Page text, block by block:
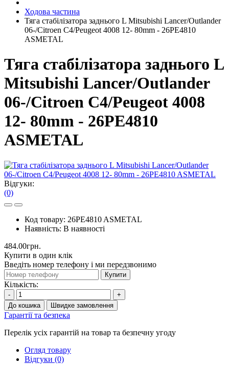
Ходова частина
Тяга стабілізатора заднього L Mitsubishi Lancer/Outlander
06-/Citroen C4/Peugeot 4008 12- 80mm - 26PE4810
ASMETAL
Тяга стабілізатора заднього L
Mitsubishi Lancer/Outlander
06-/Citroen C4/Peugeot 4008
12- 80mm - 26PE4810
ASMETAL
Відгуки:
(0)
Код товару: 26PE4810 ASMETAL
Наявність: В наявності
484.00грн.
Купити в один клік
Введіть номер телефону і ми передзвонимо
Купити
Кількість:
-
+
До кошика
Швидке замовлення
Гарантії та безпека
Перелік усіх гарантій на товар та безпечну угоду
Огляд товару
Відгуки (0)